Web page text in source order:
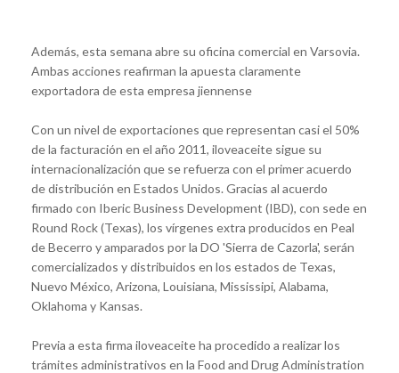
Además, esta semana abre su oficina comercial en Varsovia.
Ambas acciones reafirman la apuesta claramente
exportadora de esta empresa jiennense
Con un nivel de exportaciones que representan casi el 50%
de la facturación en el año 2011, iloveaceite sigue su
internacionalización que se refuerza con el primer acuerdo
de distribución en Estados Unidos. Gracias al acuerdo
firmado con Iberic Business Development (IBD), con sede en
Round Rock (Texas), los vírgenes extra producidos en Peal
de Becerro y amparados por la DO 'Sierra de Cazorla', serán
comercializados y distribuidos en los estados de Texas,
Nuevo México, Arizona, Louisiana, Mississipi, Alabama,
Oklahoma y Kansas.
Previa a esta firma iloveaceite ha procedido a realizar los
trámites administrativos en la Food and Drug Administration